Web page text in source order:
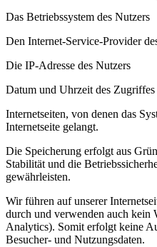
Das Betriebssystem des Nutzers
Den Internet-Service-Provider
Die IP-Adresse des Nutzers
Datum und Uhrzeit des Zugriffes
Internetseiten, von denen das
Internetseite gelangt.
Die Speicherung erfolgt aus
Stabilität und die
gewährleisten.
Wir führen auf unserer
durch und verwenden auch kein
Analytics). Somit erfolgt keine
Besucher- und Nutzungsdaten.